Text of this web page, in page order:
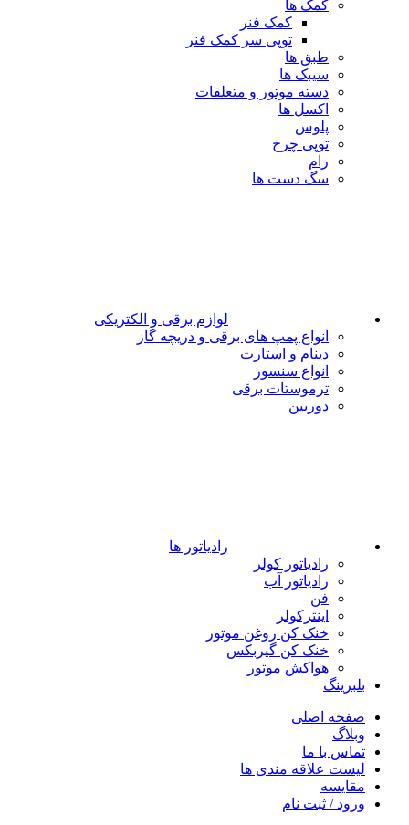
کمک ها
کمک فنر
توپی سر کمک فنر
طبق ها
سیبک ها
دسته موتور و متعلقات
اکسل ها
پلوس
توپی چرخ
رام
سگ دست ها
لوازم برقی و الکتریکی
انواع پمپ های برقی و دریچه گاز
دینام و استارت
انواع سنسور
ترموستات برقی
دوربین
رادیاتور ها
رادیاتور کولر
رادیاتور آب
فن
اینترکولر
خنک کن روغن موتور
خنک کن گیربکس
هواکش موتور
بلبرینگ
صفحه اصلی
وبلاگ
تماس با ما
لیست علاقه مندی ها
مقایسه
ورود / ثبت نام